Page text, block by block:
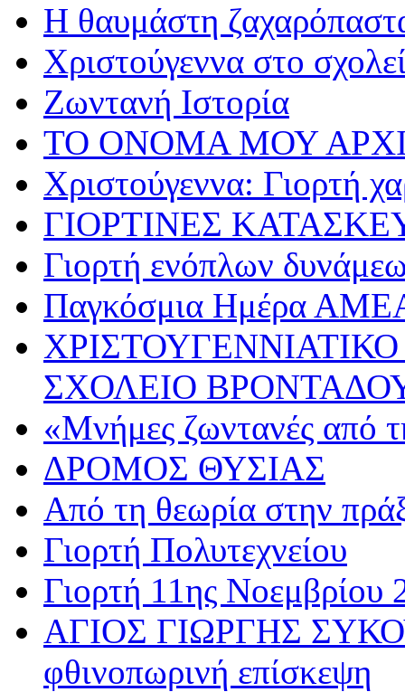
Η θαυμάστη
Χριστούγεννα στο
Ζωντανή Ιστορία
ΤΟ ΟΝΟΜΑ ΜΟΥ
Χριστούγεννα: Γιορτή
ΓΙΟΡΤΙΝΕΣ
Γιορτή ενόπλων
Παγκόσμια Ημέρα
ΣΧΟΛΕΙΟ
«Μνήμες ζωντανές από
ΔΡΟΜΟΣ ΘΥΣΙΑΣ
Από τη θεωρία στην
Γιορτή Πολυτεχνείου
Γιορτή 11ης Νοεμβρίου
ΑΓΙΟΣ ΓΙΩΡΓΗΣ
φθινοπωρινή επίσκεψη